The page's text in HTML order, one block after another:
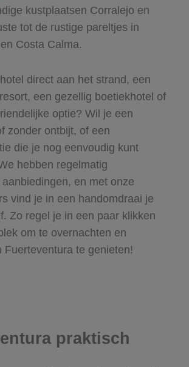
kustplaatsen Corralejo en
tot de rustige pareltjes in
Costa Calma.
direct aan het strand, een
een gezellig boetiekhotel of
optie? Wil je een
zonder ontbijt, of een
die je nog eenvoudig kunt
hebben regelmatig
en met onze
vind je in een handomdraai je
Zo regel je in een paar klikken
om te overnachten en
Fuerteventura te genieten!
praktisch